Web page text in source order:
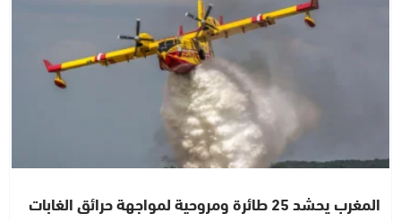
المغرب يحشد 25 طائرة ومروحية لمواجهة حرائق الغابات